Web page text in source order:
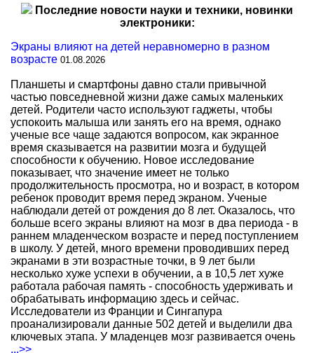
Последние новости науки и техники, новинки
электроники:
Экраны влияют на детей неравномерно в разном
возрасте 01.08.2026
Планшеты и смартфоны давно стали привычной
частью повседневной жизни даже самых маленьких
детей. Родители часто используют гаджеты, чтобы
успокоить малыша или занять его на время, однако
ученые все чаще задаются вопросом, как экранное
время сказывается на развитии мозга и будущей
способности к обучению. Новое исследование
показывает, что значение имеет не только
продолжительность просмотра, но и возраст, в котором
ребенок проводит время перед экраном. Ученые
наблюдали детей от рождения до 8 лет. Оказалось, что
больше всего экраны влияют на мозг в два периода - в
раннем младенческом возрасте и перед поступлением
в школу. У детей, много времени проводивших перед
экранами в эти возрастные точки, в 9 лет были
несколько хуже успехи в обучении, а в 10,5 лет хуже
работала рабочая память - способность удерживать и
обрабатывать информацию здесь и сейчас.
Исследователи из Франции и Сингапура
проанализировали данные 502 детей и выделили два
ключевых этапа. У младенцев мозг развивается очень
...>>